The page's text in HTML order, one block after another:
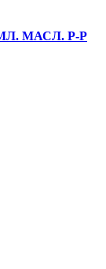
МАСЛ. Р-Р